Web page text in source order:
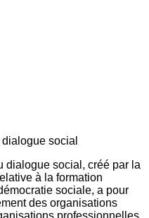
dialogue social, créé par la
à la formation
sociale, a pour
des organisations
professionnelles